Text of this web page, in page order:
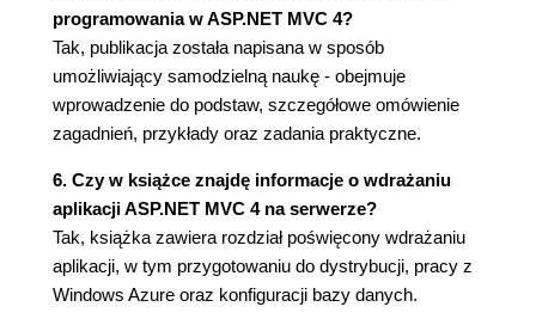
Wykorzystanie wstrzykiwania zależności (73)
Przykład specyficzny dla MVC (75)
Użycie kontenera wstrzykiwania zależności
(75)
Zaczynamy testy automatyczne (76)
Zadania testów jednostkowych (77)
Zadania testów integracyjnych (84)
Podsumowanie (84)
Rozdział 4. Najważniejsze cechy języka (85)
Utworzenie przykładowego projektu (85)
programowania w ASP.NET MVC 4?
Tak, publikacja została napisana w sposób
umożliwiający samodzielną naukę - obejmuje
wprowadzenie do podstaw, szczegółowe omówienie
zagadnień, przykłady oraz zadania praktyczne.
6. Czy w książce znajdę informacje o wdrażaniu
aplikacji ASP.NET MVC 4 na serwerze?
Tak, książka zawiera rozdział poświęcony wdrażaniu
aplikacji, w tym przygotowaniu do dystrybucji, pracy z
Windows Azure oraz konfiguracji bazy danych.